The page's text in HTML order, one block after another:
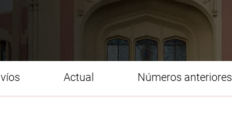
Actual Números anteriores